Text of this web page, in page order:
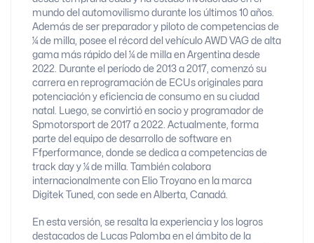
mundo del automovilismo durante los últimos 10 años.
Además de ser preparador y piloto de competencias de
¼ de milla, posee el récord del vehículo AWD VAG de alta
gama más rápido del ¼ de milla en Argentina desde
2022. Durante el período de 2013 a 2017, comenzó su
carrera en reprogramación de ECUs originales para
potenciación y eficiencia de consumo en su ciudad
natal. Luego, se convirtió en socio y programador de
Spmotorsport de 2017 a 2022. Actualmente, forma
parte del equipo de desarrollo de software en
Ffperformance, donde se dedica a competencias de
track day y ¼ de milla. También colabora
internacionalmente con Elio Troyano en la marca
Digitek Tuned, con sede en Alberta, Canadá.
En esta versión, se resalta la experiencia y los logros
destacados de Lucas Palomba en el ámbito de la